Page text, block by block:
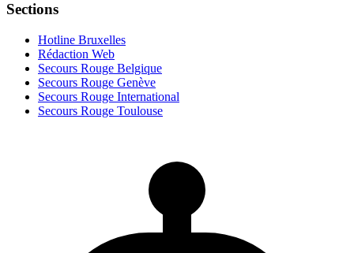
Sections
Hotline Bruxelles
Rédaction Web
Secours Rouge Belgique
Secours Rouge Genève
Secours Rouge International
Secours Rouge Toulouse